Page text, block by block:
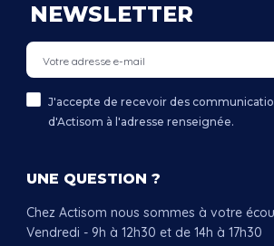
NEWSLETTER
J'accepte de recevoir des
d'Actisom à l'adresse renseignée.
UNE QUESTION ?
Chez Actisom nous sommes à votre
Vendredi - 9h à 12h30 et de 14h à 17h30